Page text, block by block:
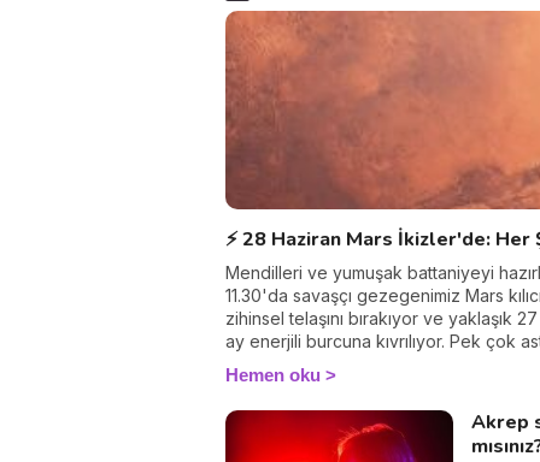
⚡ 28 Haziran Mars İkizler'de:
Mendilleri ve yumuşak battaniyeyi
11.30'da savaşçı gezegenimiz Mars
zihinsel telaşını bırakıyor ve yaklaşık
ay enerjili burcuna kıvrılıyor. Pek çok
burun kıvırır… ama ben size bunun
biri olabileceğini göstereceğim. Beni
Hemen oku
Akrep